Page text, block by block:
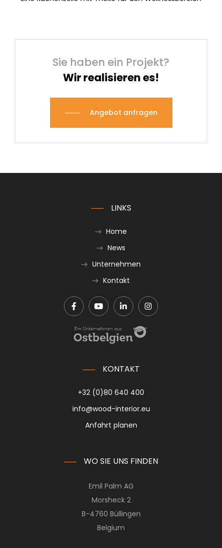
Sie haben ein Projekt?
Wir realisieren es!
Angebot anfragen
LINKS
Home
News
Unternehmen
Kontakt
KONTAKT
+32 (0)80 640 400
info@wood-interior.eu
Anfahrt planen
WO SIE UNS FINDEN
Emil Palm AG
Morsheck 2
B-4760 Büllingen
Belgium